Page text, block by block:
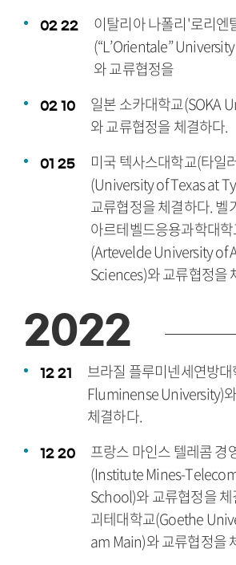
02 22
이탈리아 나폴리'로리엔
(“L’Orientale”
와 교류협정을
02 10
일본 소카대학교(SOKA
와 교류협정을 체결하다.
01 25
미국 텍사스대학교(타일
(University of Texas at
교류협정을 체결하다. 벨
아르테벨드응용과학대
(Artevelde University of
Sciences)와 교류협정을
2022
12 21
브라질 플루미넨세연방
Fluminense University)
체결하다.
12 20
프랑스 마인스 텔레콤 경
(Institute Mines-
School)와 교류협정을 체
괴테대학교(Goethe
am Main)와 교류협정을